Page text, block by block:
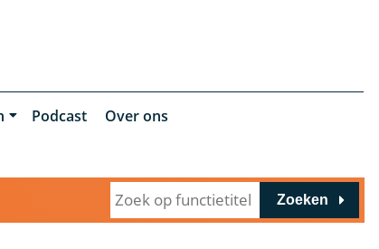
Podcast
Over ons
Zoeken